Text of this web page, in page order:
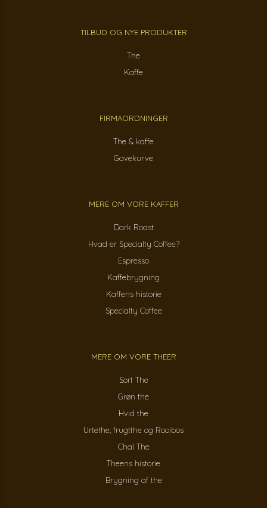
TILBUD OG NYE PRODUKTER
The
Kaffe
FIRMAORDNINGER
The & kaffe
Gavekurve
MERE OM VORE KAFFER
Dark Roast
Hvad er Specialty Coffee?
Espresso
Kaffebrygning
Kaffens historie
Specialty Coffee
MERE OM VORE THEER
Sort The
Grøn the
Hvid the
Urtethe, frugtthe og Rooibos
Chai The
Theens historie
Brygning af the